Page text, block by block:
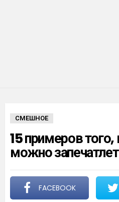
СМЕШНОЕ
15 примеров того,
можно
FACEBOOK